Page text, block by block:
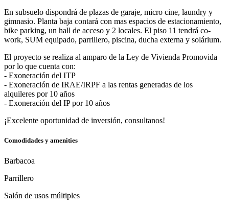
En subsuelo dispondrá de plazas de garaje, micro cine, laundry y
gimnasio. Planta baja contará con mas espacios de estacionamiento,
bike parking, un hall de acceso y 2 locales. El piso 11 tendrá co-
work, SUM equipado, parrillero, piscina, ducha externa y solárium.
El proyecto se realiza al amparo de la Ley de Vivienda Promovida
por lo que cuenta con:
- Exoneración del ITP
- Exoneración de IRAE/IRPF a las rentas generadas de los
alquileres por 10 años
- Exoneración del IP por 10 años
¡Excelente oportunidad de inversión, consultanos!
Comodidades y amenities
Barbacoa
Parrillero
Salón de usos múltiples